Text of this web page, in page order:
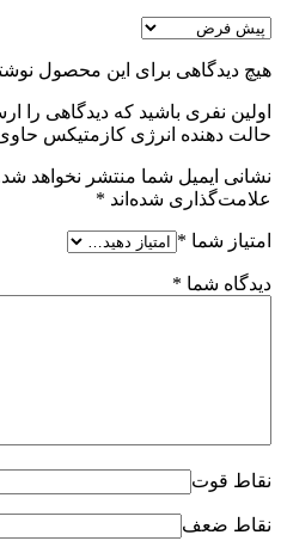
هیچ دیدگاهی برای این محصول
اولین نفری باشید که دیدگاهی را
حالت دهنده انرژی کازمتیکس
نشانی ایمیل شما منتشر نخواهد
علامت‌گذاری شده‌اند *
امتیاز شما *
دیدگاه شما *
نقاط قوت
نقاط ضعف